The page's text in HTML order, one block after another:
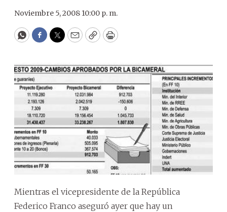
Noviembre 5, 2008 10:00 p. m.
WhatsApp
Facebook
Twitter
EmailCopyPrint
Mientras el vicepresidente de la República
Federico Franco aseguró ayer que hay un